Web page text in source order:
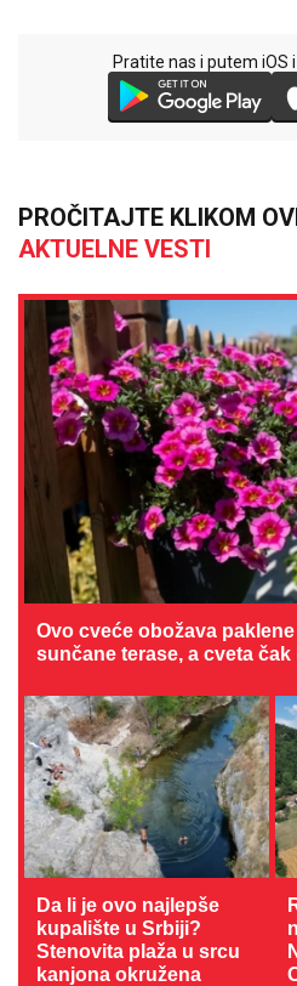
Pratite nas i putem iOS
PROČITAJTE KLIKOM
AKTUELNE VESTI
Ovo cveće obožava
sunčane terase, a cveta čak
Da li je ovo najlepše
kupalište u Srbiji?
Stenovita plaža u srcu
kanjona okružena